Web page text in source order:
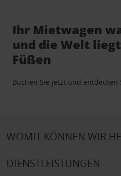
Ihr Mietwagen
und die Welt
Füßen
Buchen Sie jetzt und entdecken
WOMIT KÖNNEN WIR
DIENSTLEISTUNGEN